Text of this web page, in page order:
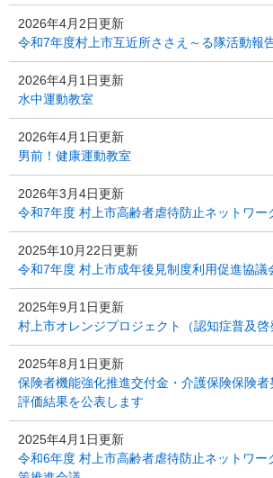
2026年4月2日更新
令和7年度村上市互近所ささえ～る隊活動報
2026年4月1日更新
水中運動教室
2026年4月1日更新
男前！健康運動教室
2026年3月4日更新
令和7年度 村上市高齢者虐待防止ネットワー
2025年10月22日更新
令和7年度 村上市成年後見制度利用促進協議
2025年9月1日更新
村上市オレンジプロジェクト（認知症普及啓
2025年8月1日更新
保険者機能強化推進交付金・介護保険保険
評価結果を公表します
2025年4月1日更新
令和6年度 村上市高齢者虐待防止ネットワー